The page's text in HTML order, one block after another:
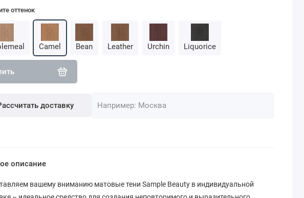
оттенок
Camel Bean Leather Urchin Liquorice
доставку
описание
вашему вниманию матовые тени Sample Beauty в индивидуальной